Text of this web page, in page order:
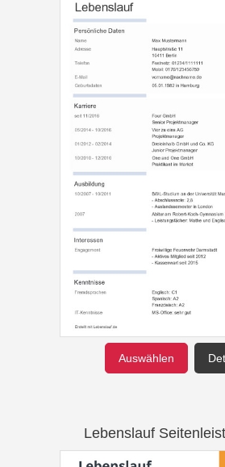
Auswählen
Lebenslauf